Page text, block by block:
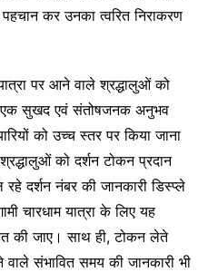
कर उनका त्वरित निराकरण
पर आने वाले श्रद्धालुओं को
एक सुखद एवं संतोषजनक अनुभव
को उच्च स्तर पर किया जाना
को दर्शन टोकन प्रदान
दर्शन नंबर की जानकारी डिस्प्ले
चारधाम यात्रा के लिए यह
की जाए। साथ ही, टोकन लेते
संभावित समय की जानकारी भी